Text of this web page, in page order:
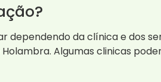
dependendo da clínica e dos
Algumas clinicas